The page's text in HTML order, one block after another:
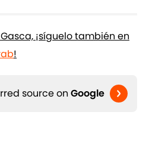
¡síguelo también en
!
source on Google